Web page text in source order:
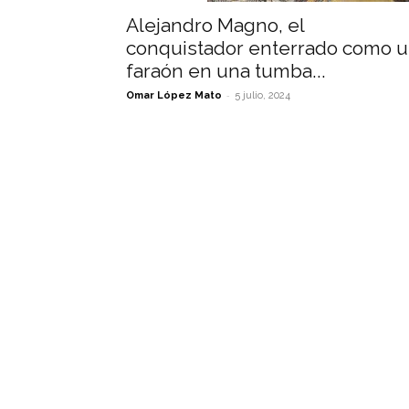
Alejandro Magno, el
conquistador enterrado como
faraón en una tumba...
Omar López Mato - 5 julio, 2024